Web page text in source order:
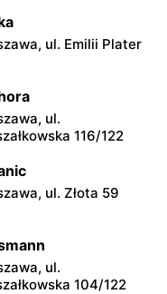
sklepy
ul. Zalesie 77
ul. Błonie 23
ul. Gumniska
ul. Franciszka Żwirki
ul. Emilii Plater
ul.
116/122
ul. Złota 59
ul.
104/122